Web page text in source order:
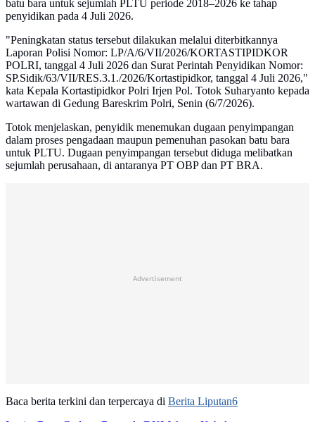
batu bara untuk sejumlah PLTU periode 2018–2026 ke tahap
penyidikan pada 4 Juli 2026.
"Peningkatan status tersebut dilakukan melalui diterbitkannya
Laporan Polisi Nomor: LP/A/6/VII/2026/KORTASTIPIDKOR
POLRI, tanggal 4 Juli 2026 dan Surat Perintah Penyidikan Nomor:
SP.Sidik/63/VII/RES.3.1./2026/Kortastipidkor, tanggal 4 Juli 2026,"
kata Kepala Kortastipidkor Polri Irjen Pol. Totok Suharyanto kepada
wartawan di Gedung Bareskrim Polri, Senin (6/7/2026).
Totok menjelaskan, penyidik menemukan dugaan penyimpangan
dalam proses pengadaan maupun pemenuhan pasokan batu bara
untuk PLTU. Dugaan penyimpangan tersebut diduga melibatkan
sejumlah perusahaan, di antaranya PT OBP dan PT BRA.
Advertisement
Baca berita terkini dan terpercaya di Berita Liputan6